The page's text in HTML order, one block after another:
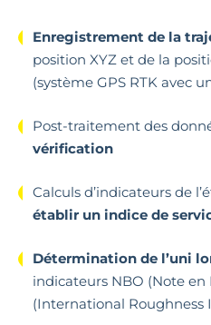
Enregistrement de la
position XYZ et de la
(système GPS RTK avec
Post-traitement des
vérification
Calculs d’indicateurs de
établir un indice de
Détermination de l’uni
indicateurs NBO (Note en
(International Roughness